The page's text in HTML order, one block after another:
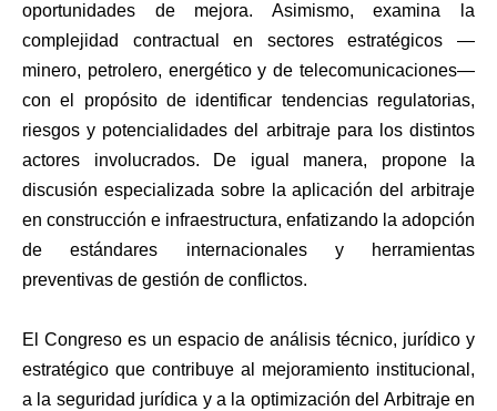
oportunidades de mejora. Asimismo, examina la
complejidad contractual en sectores estratégicos —
minero, petrolero, energético y de telecomunicaciones—
con el propósito de identificar tendencias regulatorias,
riesgos y potencialidades del arbitraje para los distintos
actores involucrados. De igual manera, propone la
discusión especializada sobre la aplicación del arbitraje
en construcción e infraestructura, enfatizando la adopción
de estándares internacionales y herramientas
preventivas de gestión de conflictos.
El Congreso es un espacio de análisis técnico, jurídico y
estratégico que contribuye al mejoramiento institucional,
a la seguridad jurídica y a la optimización del Arbitraje en